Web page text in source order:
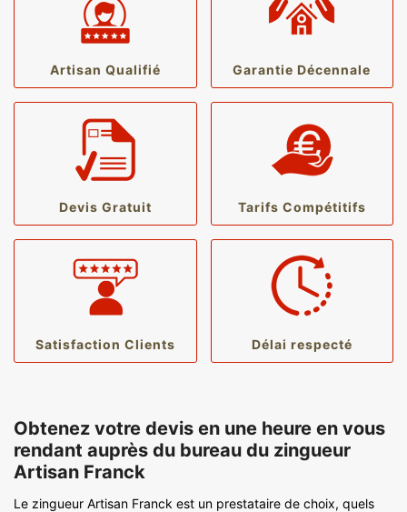
Artisan Qualifié Garantie Décennale
Devis Gratuit Tarifs Compétitifs
Satisfaction Clients Délai respecté
Obtenez votre devis en une heure en vous
rendant auprès du bureau du zingueur
Artisan Franck
Le zingueur Artisan Franck est un prestataire de choix, quels